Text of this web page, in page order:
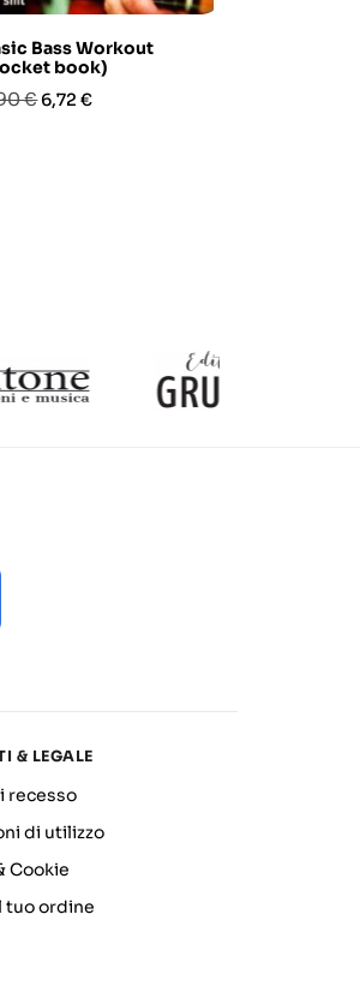
Bass Workout
book)
€Prezzo
6,72 €
& LEGALE
recesso
di utilizzo
Cookie
tuo ordine